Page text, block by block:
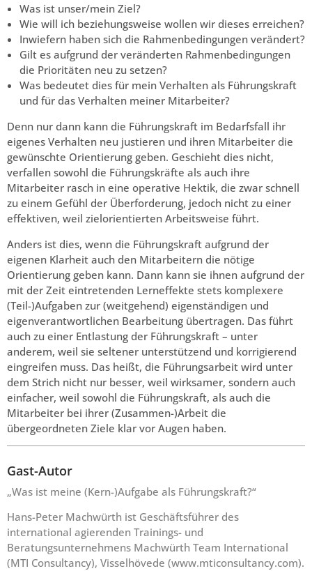
Was ist unser/mein Ziel?
Wie will ich beziehungsweise wollen wir dieses erreichen?
Inwiefern haben sich die Rahmenbedingungen verändert?
Gilt es aufgrund der veränderten Rahmenbedingungen
die Prioritäten neu zu setzen?
Was bedeutet dies für mein Verhalten als Führungskraft
und für das Verhalten meiner Mitarbeiter?
Denn nur dann kann die Führungskraft im Bedarfsfall ihr
eigenes Verhalten neu justieren und ihren Mitarbeiter die
gewünschte Orientierung geben. Geschieht dies nicht,
verfallen sowohl die Führungskräfte als auch ihre
Mitarbeiter rasch in eine operative Hektik, die zwar schnell
zu einem Gefühl der Überforderung, jedoch nicht zu einer
effektiven, weil zielorientierten Arbeitsweise führt.
Anders ist dies, wenn die Führungskraft aufgrund der
eigenen Klarheit auch den Mitarbeitern die nötige
Orientierung geben kann. Dann kann sie ihnen aufgrund der
mit der Zeit eintretenden Lerneffekte stets komplexere
(Teil-)Aufgaben zur (weitgehend) eigenständigen und
eigenverantwortlichen Bearbeitung übertragen. Das führt
auch zu einer Entlastung der Führungskraft – unter
anderem, weil sie seltener unterstützend und korrigierend
eingreifen muss. Das heißt, die Führungsarbeit wird unter
dem Strich nicht nur besser, weil wirksamer, sondern auch
einfacher, weil sowohl die Führungskraft, als auch die
Mitarbeiter bei ihrer (Zusammen-)Arbeit die
übergeordneten Ziele klar vor Augen haben.
Gast-Autor
„Was ist meine (Kern-)Aufgabe als Führungskraft?“
Hans-Peter Machwürth ist Geschäftsführer des
international agierenden Trainings- und
Beratungsunternehmens Machwürth Team International
(MTI Consultancy), Visselhövede (www.mticonsultancy.com).